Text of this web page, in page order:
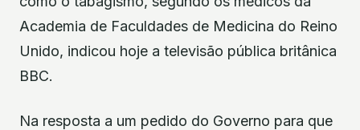
Academia de Faculdades de Medicina do Reino
Unido, indicou hoje a televisão pública britânica
BBC.
Na resposta a um pedido do Governo para que